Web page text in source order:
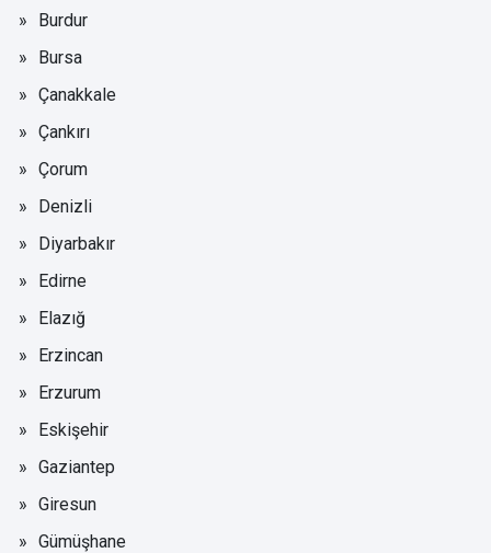
Burdur
Bursa
Çanakkale
Çankırı
Çorum
Denizli
Diyarbakır
Edirne
Elazığ
Erzincan
Erzurum
Eskişehir
Gaziantep
Giresun
Gümüşhane